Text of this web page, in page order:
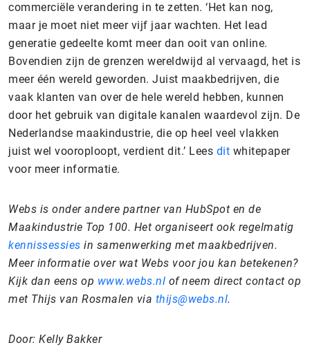
commerciële verandering in te zetten. ‘Het kan nog,
maar je moet niet meer vijf jaar wachten. Het lead
generatie gedeelte komt meer dan ooit van online.
Bovendien zijn de grenzen wereldwijd al vervaagd, het is
meer één wereld geworden. Juist maakbedrijven, die
vaak klanten van over de hele wereld hebben, kunnen
door het gebruik van digitale kanalen waardevol zijn. De
Nederlandse maakindustrie, die op heel veel vlakken
juist wel vooroploopt, verdient dit.’ Lees dit whitepaper
voor meer informatie.
Webs is onder andere partner van HubSpot en de
Maakindustrie Top 100. Het organiseert ook regelmatig
kennissessies in samenwerking met maakbedrijven.
Meer informatie over wat Webs voor jou kan betekenen?
Kijk dan eens op www.webs.nl of neem direct contact op
met Thijs van Rosmalen via thijs@webs.nl.
Door: Kelly Bakker